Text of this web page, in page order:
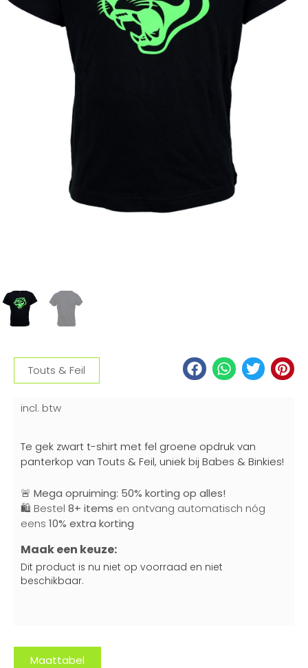
Touts & Feil
incl. btw
Te gek zwart t-shirt met fel groene opdruk van
panterkop van Touts & Feil, uniek bij Babes & Binkies!
🚨 Mega opruiming: 50% korting op alles!
🛍️ Bestel 8+ items en ontvang automatisch nóg
eens 10% extra korting
Maak een keuze:
Dit product is nu niet op voorraad en niet
beschikbaar.
Maattabel